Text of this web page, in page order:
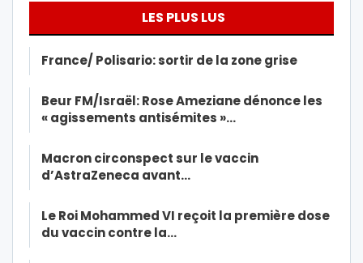
LES PLUS LUS
France/ Polisario: sortir de la zone grise
Beur FM/Israël: Rose Ameziane dénonce les
« agissements antisémites »…
Macron circonspect sur le vaccin
d’AstraZeneca avant…
Le Roi Mohammed VI reçoit la première dose
du vaccin contre la…